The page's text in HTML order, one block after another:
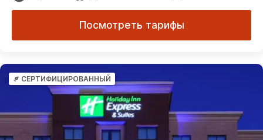
Посмотреть тарифы
СЕРТИФИЦИРОВАННЫЙ